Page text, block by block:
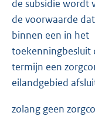
de subsidie wordt
de voorwaarde
binnen een in het
toekenningbesluit
termijn een
eilandgebied
zolang geen